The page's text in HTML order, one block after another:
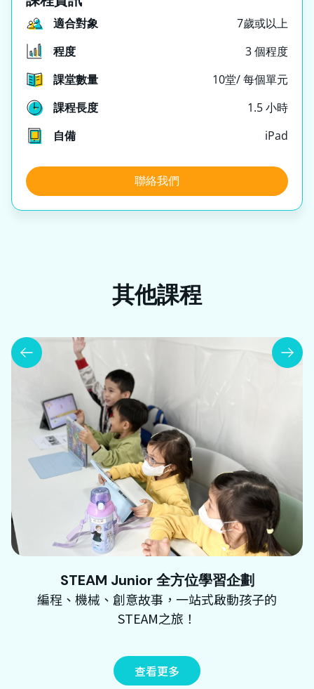
適合對象
7歲或以上
程度
3 個程度
課堂數量
10堂/ 每個單元
課程長度
1.5 小時
自備
iPad
聯絡我們
其他課程
STEAM Junior 全方位學習企劃
編程、機械、創意故事，一站式啟動孩子的
STEAM之旅！
查看更多